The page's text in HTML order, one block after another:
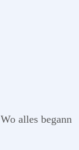
Wo alles begann